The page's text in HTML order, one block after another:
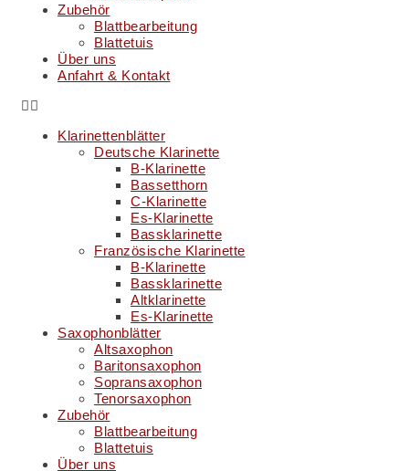
Zubehör
Blattbearbeitung
Blattetuis
Über uns
Anfahrt & Kontakt
Klarinettenblätter
Deutsche Klarinette
B-Klarinette
Bassetthorn
C-Klarinette
Es-Klarinette
Bassklarinette
Französische Klarinette
B-Klarinette
Bassklarinette
Altklarinette
Es-Klarinette
Saxophonblätter
Altsaxophon
Baritonsaxophon
Sopransaxophon
Tenorsaxophon
Zubehör
Blattbearbeitung
Blattetuis
Über uns